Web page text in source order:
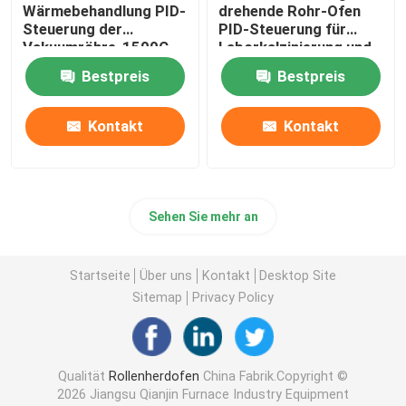
keramischer Brennofen
sinternder Ofen
Stickstoffgasgenerator
Trocknungsöfen
Wärmebehandlungsöfen
Wärmebehandlung PID-
Steuerung der
Vakuumröhre-1500C
Bestpreis
Kontakt
drehende Rohr-Ofen
PID-Steuerung für
Laborkalzinierung und -
trockner
Bestpreis
Kontakt
Sehen Sie mehr an
Startseite Über uns Kontakt
Desktop Site
Sitemap
Privacy Policy
Qualität Rollenherdofen China Fabrik.Copyright ©
2026 Jiangsu Qianjin Furnace Industry Equipment